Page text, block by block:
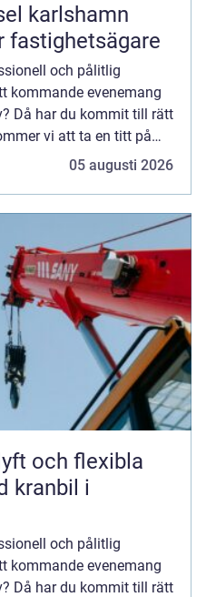
karlshamn
fastighetsägare
och pålitlig
kommande evenemang
Då har du kommit till rätt
vi att ta en titt på
kan erbjuda dig som
05 augusti 2026
och flexibla
kranbil i
och pålitlig
kommande evenemang
Då har du kommit till rätt